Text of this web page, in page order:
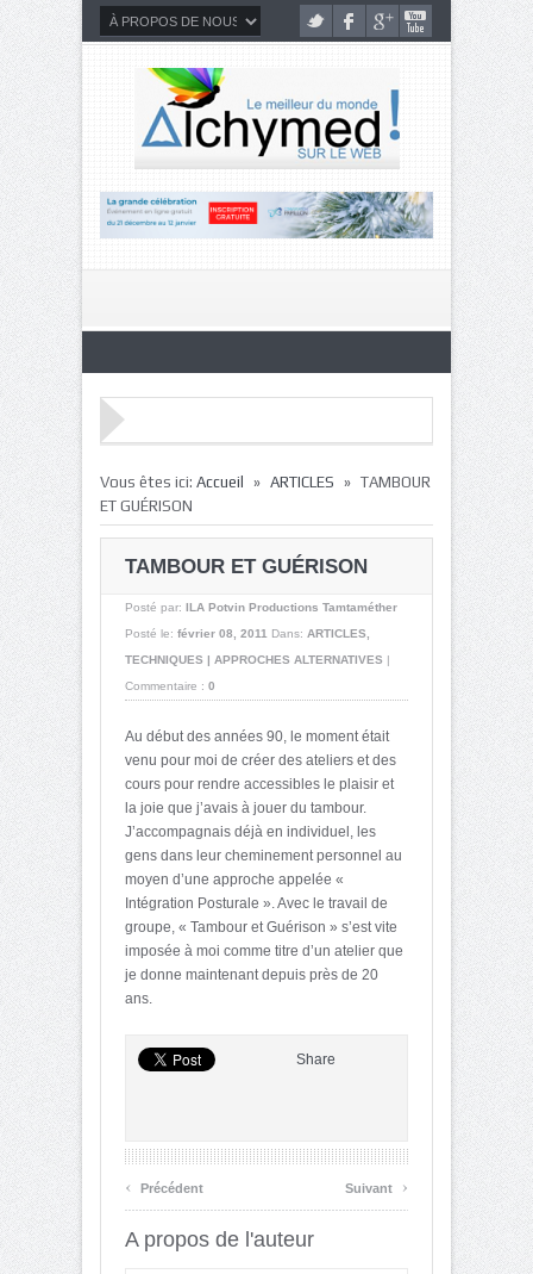
Vous êtes ici: Accueil » ARTICLES » TAMBOUR
ET GUÉRISON
TAMBOUR ET GUÉRISON
Posté par: ILA Potvin Productions Tamtaméther
Posté le: février 08, 2011 Dans: ARTICLES
TECHNIQUES | APPROCHES ALTERNATIVES |
Commentaire : 0
Au début des années 90, le moment était
venu pour moi de créer des ateliers et des
cours pour rendre accessibles le plaisir et
la joie que j’avais à jouer du tambour.
J’accompagnais déjà en individuel, les
gens dans leur cheminement personnel au
moyen d’une approche appelée «
Intégration Posturale ». Avec le travail de
groupe, « Tambour et Guérison » s’est vite
imposée à moi comme titre d’un atelier que
je donne maintenant depuis près de 20
ans.
Share
‹ Précédent Suivant ›
A propos de l'auteur